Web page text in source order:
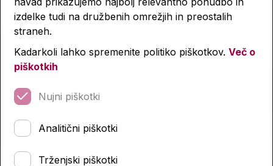
Prazna peresnica, Dakine, Black
izdelke tudi na družbenih omrežjih in preostalih
straneh.
Kadarkoli lahko spremenite politiko piškotkov. Več o
piškotkih
Nujni piškotki
Analitični piškotki
Trženjski piškotki